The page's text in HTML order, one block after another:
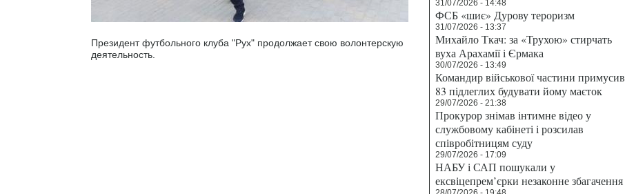
Президент футбольного клуба "Рух" продолжает свою волонтерскую
деятельность.
31/07/2026 - 14:48
ФСБ «шиє» Дурову тероризм
31/07/2026 - 13:37
Михайло Ткач: за «Трухою» стирчать
вуха Арахамії і Єрмака
30/07/2026 - 13:49
Командир військової частини примусив
83 підлеглих будувати йому маєток
29/07/2026 - 21:38
Прокурор знімав інтимне відео у
службовому кабінеті і розсилав
співробітницям суду
29/07/2026 - 17:09
НАБУ і САП пошукали у
ексвіцепрем’єрки незаконне збагачення